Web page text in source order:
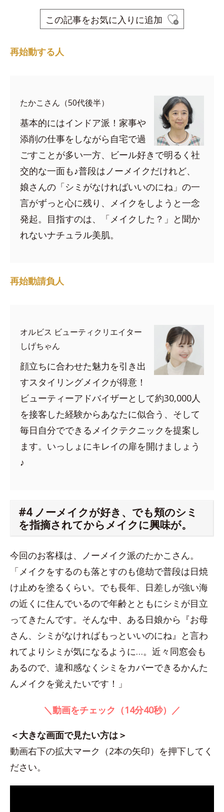
この記事をお気に入りに追加
再始動する人
たかこさん（50代後半）
基本的にはインドア派！家事や
添削の仕事をしながら自宅で過
ごすことが多い一方、ビール好きで明るく社
交的な一面も♪普段はノーメイクだけれど、
娘さんの「シミがなければいいのにね」の一
言がずっと心に残り、メイクをしようと一念
発起。目指すのは、「メイクした？」と聞か
れないナチュラル美肌。
再始動請負人
オルビス ビューティクリエイター
しげちゃん
顔立ちに合わせた魅力を引き出
すスタイリングメイクが得意！
ビューティーアドバイザーとして約30,000人
を接客した経験からあなたに似合う、そして
毎日自分でできるメイクテクニックを提案し
ます。いっしょにキレイの扉を開けましょう
♪
#4 ノーメイクが好き、でも頬のシミ
を指摘されてからメイクに興味が。
今回のお客様は、ノーメイク派のたかこさん。
「メイクをするのも落とすのも億劫で普段は日焼
け止めを塗るくらい。でも長年、日差しが強い海
の近くに住んでいるので年齢とともにシミが目立
ってきたんです。そんな中、ある日娘から『お母
さん、シミがなければもっといいのにね』と言わ
れてよりシミが気になるように…。近々同窓会も
あるので、違和感なくシミをカバーできるかんた
んメイクを覚えたいです！」
＼動画をチェック（14分40秒）／
＜大きな画面で見たい方は＞
動画右下の拡大マーク（2本の矢印）を押下してく
ださい。